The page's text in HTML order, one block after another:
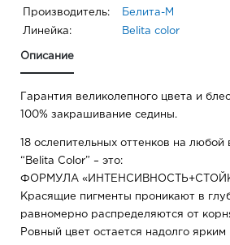
Производитель: Белита-М
Линейка: Belita сolor
Описание
Гарантия великолепного цвета и
100% закрашивание седины.
18 ослепительных оттенков на любой
“Belita Color” – это:
ФОРМУЛА
Красящие пигменты проникают в
равномерно распределяются от
Ровный цвет остается надолго